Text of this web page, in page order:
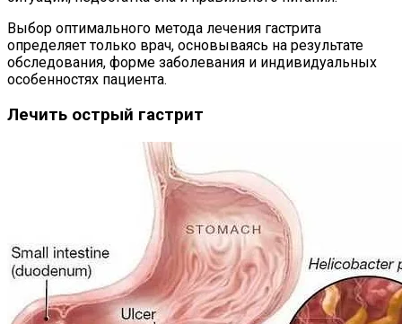
Выбор оптимального метода лечения гастрита
определяет только врач, основываясь на результате
обследования, форме заболевания и индивидуальных
особенностях пациента.
Лечить острый гастрит